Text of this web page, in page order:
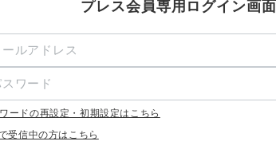
プレス会員専用ログイン画面
ードの再設定・初期設定はこちら
受信中の方はこちら